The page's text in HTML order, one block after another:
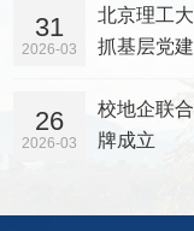
31
2026-03
北京理工
抓基层党
26
2026-03
校地企联
牌成立